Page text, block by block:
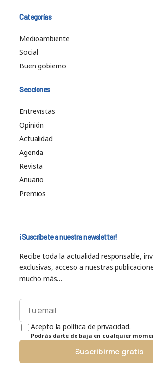
Categorías
Medioambiente
Social
Buen gobierno
Secciones
Entrevistas
Opinión
Actualidad
Agenda
Revista
Anuario
Premios
¡Suscríbete a nuestra newsletter!
Recibe toda la actualidad responsable,
exclusivas, acceso a nuestras
mucho más…
Acepto la política de privacidad.
Podrás darte de baja en cualquier
Suscribirme gratis